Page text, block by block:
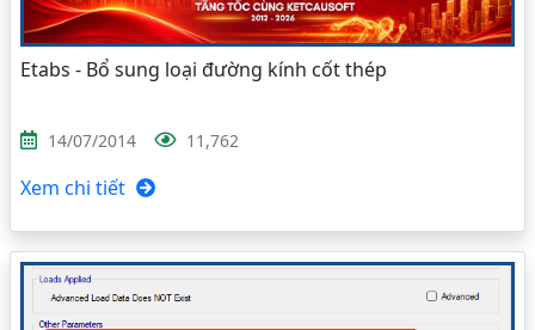
Etabs - Bổ sung loại đường kính cốt thép
14/07/2014 11,762
Xem chi tiết